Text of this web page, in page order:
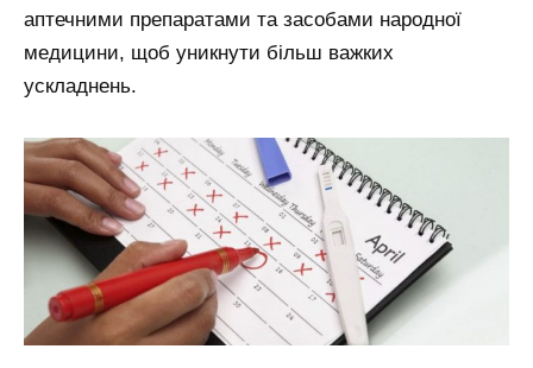
аптечними препаратами та засобами народної
медицини, щоб уникнути більш важких
ускладнень.